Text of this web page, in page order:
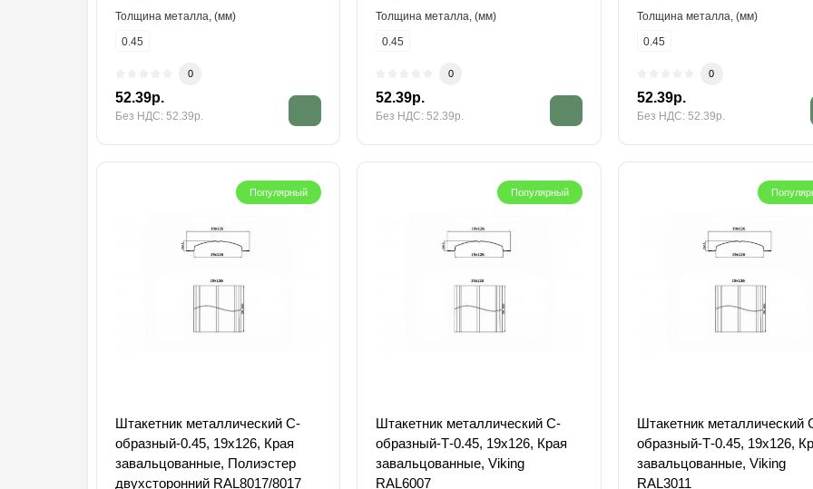
Толщина металла, (мм)
0.45
0
52.39р.
Без НДС: 52.39р.
Толщина металла, (мм)
0.45
0
52.39р.
Без НДС: 52.39р.
Толщина металла, (мм)
0.45
0
52.39р.
Без НДС: 52.39р.
Популярный
Штакетник металлический С-
образный-0.45, 19х126, Края
завальцованные, Полиэстер
двухсторонний RAL8017/8017
Популярный
Штакетник металлический С-
образный-Т-0.45, 19х126, Края
завальцованные, Viking
RAL6007
Штакетник металлический
образный-Т-0.45, 19х126,
завальцованные, Viking
RAL3011